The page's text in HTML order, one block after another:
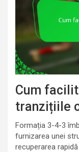
Cum
tranzițiile
Formația 3-4-3
furnizarea unei
recuperarea